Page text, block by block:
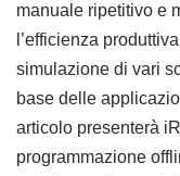
manuale ripetitivo e
l’efficienza
simulazione di vari
base delle
articolo presenterà
programmazione